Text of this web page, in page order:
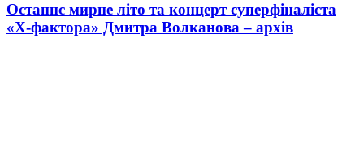
Останнє мирне літо та концерт суперфіналіста
«Х-фактора» Дмитра Волканова – архів